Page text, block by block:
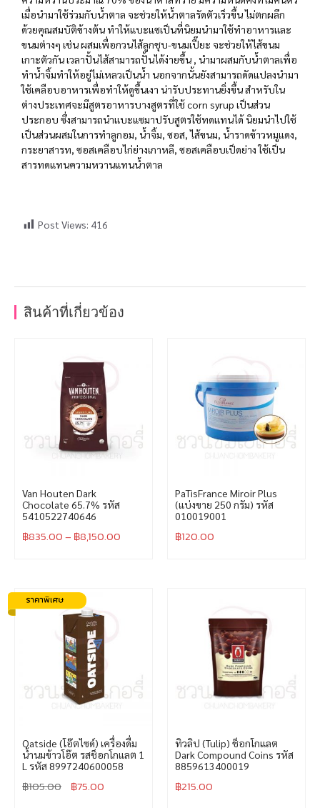
เมื่อนำมาใช้ร่วมกับน้ำตาล จะช่วยให้น้ำตาลรัดตัวเร็วขึ้น ไม่ตกผลึก
ด้วยคุณสมบัติข้างต้น ทำให้แบะแซเป็นที่นิยมนำมาใช้ทำอาหารและ
ขนมต่างๆ เช่น ผสมเพื่อกวนไส้ลูกชุบ-ขนมเปี๊ยะ จะช่วยให้ไส้ขนม
เกาะตัวกัน เวลาปั้นไส้สามารถปั้นได้ง่ายขึ้น , นำมาผสมกับน้ำตาลเพื่อ
ทำน้ำจิ้มทำให้อยู่ไม่เหลวเป็นน้ำ นอกจากนั้นยังสามารถดัดแปลงนำมา
ใช้เคลือบอาหารเพื่อทำให้ดูขึ้นเงา น่ารับประทานยิ่งขึ้น สำหรับใน
ต่างประเทศจะมีสูตรอาหารบางสูตรที่ใช้ corn syrup เป็นส่วน
ประกอบ ซึ่งสามารถนำแบะแซมาปรับสูตรใช้ทดแทนได้ นิยมนำไปใช้
เป็นส่วนผสมในการทำลูกอม, น้ำจิ้ม, ซอส, ไส้ขนม, น้ำราดข้าวหมูแดง,
กระยาสารท, ซอสเคลือบไก่ย่างเกาหลี, ซอสเคลือบเป็ดย่าง ใช้เป็น
สารทดแทนความหวานแทนน้ำตาล
Post Views: 416
สินค้าที่เกี่ยวข้อง
Van Houten Dark
Chocolate 65.7% รหัส
5410522740646
฿835.00– ฿8,150.00
PaTisFrance Miroir Plus
(แบ่งขาย 250 กรัม) รหัส
010019001
฿120.00
Oatside (โอ๊ตไซด์) เครื่องดื่ม
น้ำนมข้าวโอ๊ต รสช็อกโกแลต 1
L รหัส 8997240600058
฿105.00 ฿75.00
ทิวลิป (Tulip) ช็อกโกแลต
Dark Compound Coins รหัส
8859613400019
฿215.00